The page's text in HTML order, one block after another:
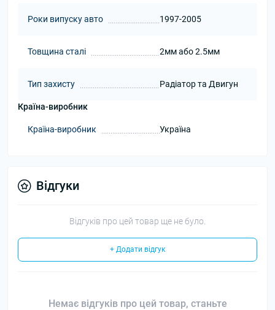
Роки випуску авто 1997-2005
Товщина сталі 2мм або 2.5мм
Тип захисту Радіатор та Двигун
Країна-виробник
Країна-виробник Україна
Відгуки
Відгуків про цей товар ще не було.
+ Додати відгук
Немає відгуків про цей товар, станьте